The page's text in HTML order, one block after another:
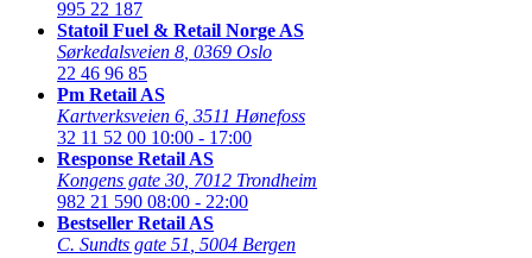
995 22 187
Statoil Fuel & Retail Norge AS
Sørkedalsveien 8 0369 Oslo
22 46 96 85
Pm Retail AS
Kartverksveien 6 3511 Hønefoss
32 11 52 00 10:00 - 17:00
Response Retail AS
Kongens gate 30 7012 Trondheim
982 21 590 08:00 - 22:00
Bestseller Retail AS
C. Sundts gate 51 5004 Bergen